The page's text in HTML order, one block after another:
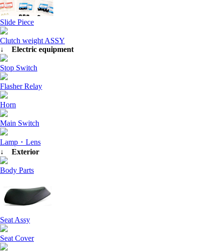
Slide Piece
Clutch weight ASSY
↓ Electric equipment
Stop Switch
Flasher Relay
Horn
Main Switch
Lamp・Lens
↓ Exterior
Body Parts
Seat Assy
Seat Cover